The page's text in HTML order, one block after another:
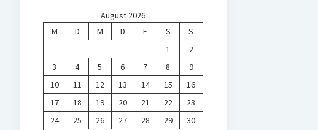
August 2026
M
D M D F S
S
1
2
3
4 5 6 7 8
9
10
11 12 13 14 15
16
17
18 19 20 21 22
23
24
25 26 27 28 29
30